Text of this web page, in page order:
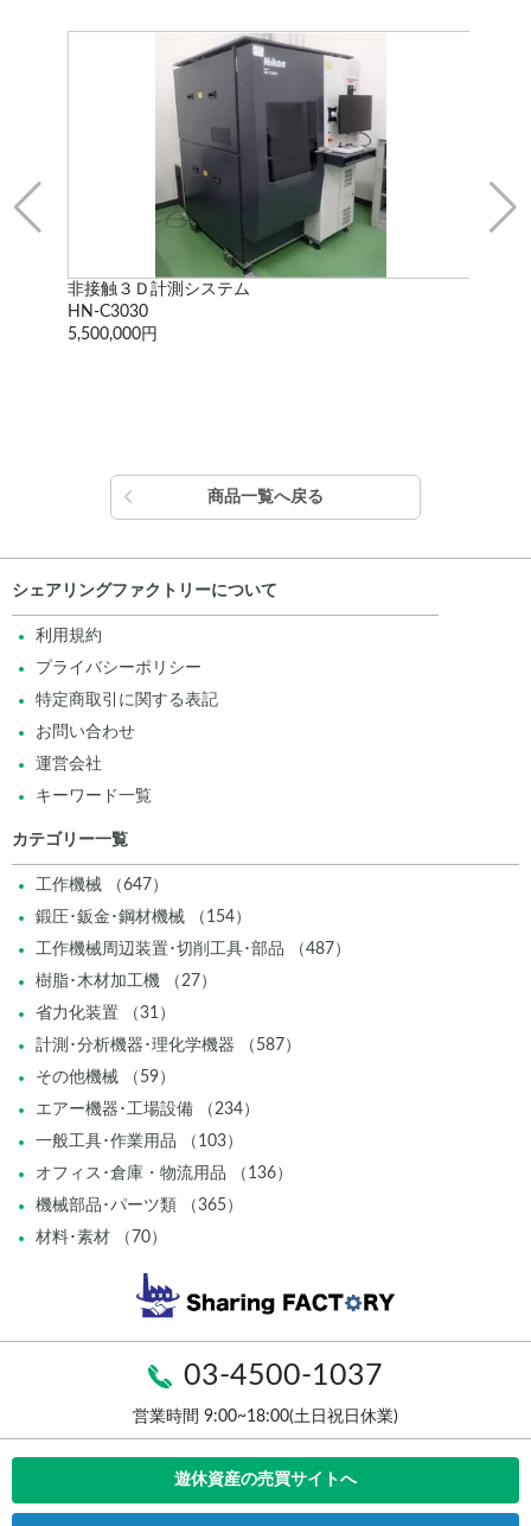
非接触３Ｄ計測システム
HN-C3030
5,500,000円
商品一覧へ戻る
03-4500-1037
営業時間 9:00~18:00(土日祝日休業)
遊休資産の売買サイトへ
シェアリングファクトリーについて
利用規約
プライバシーポリシー
特定商取引に関する表記
お問い合わせ
運営会社
キーワード一覧
カテゴリー一覧
工作機械 （647）
鍛圧･鈑金･鋼材機械 （154）
工作機械周辺装置･切削工具･部品 （487）
樹脂･木材加工機 （27）
省力化装置 （31）
計測･分析機器･理化学機器 （587）
その他機械 （59）
エアー機器･工場設備 （234）
一般工具･作業用品 （103）
オフィス･倉庫・物流用品 （136）
機械部品･パーツ類 （365）
材料･素材 （70）